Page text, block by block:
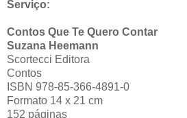
Serviço:
Contos Que Te Quero Contar
Suzana Heemann
Scortecci Editora
Contos
ISBN 978-85-366-4891-0
Formato 14 x 21 cm
152 páginas